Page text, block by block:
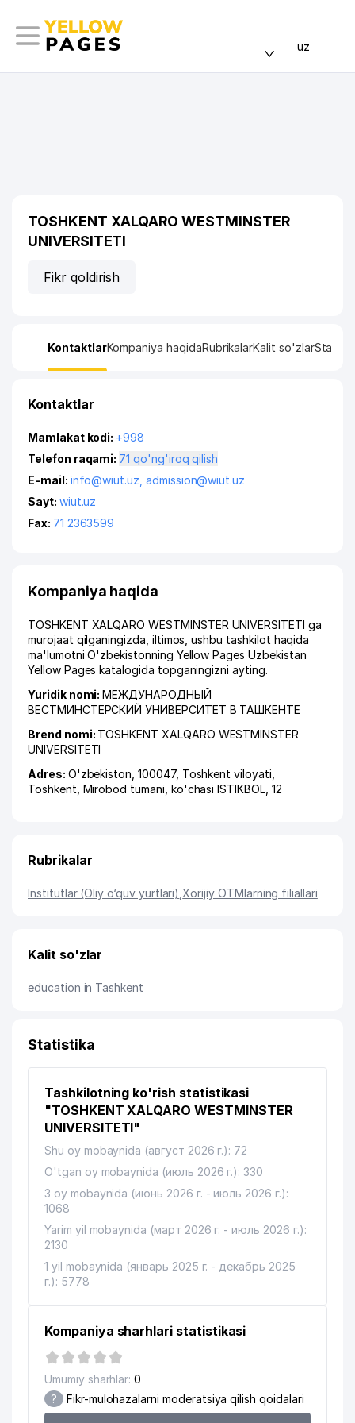
uz
TOSHKENT XALQARO WESTMINSTER
UNIVERSITETI
Fikr qoldirish
KontaktlarKompaniya haqidaRubrikalarKalit so'zlar
Kontaktlar
Mamlakat kodi: +998
Telefon raqami:
71 qo'ng'iroq qilish
E-mail: info@wiut.uz admission@wiut.uz
Sayt: wiut.uz
Fax: 71 2363599
Kompaniya haqida
TOSHKENT XALQARO WESTMINSTER UNIVERSITETI ga
murojaat qilganingizda, iltimos, ushbu tashkilot haqida
ma'lumotni O'zbekistonning Yellow Pages Uzbekistan
Yellow Pages katalogida topganingizni ayting.
Yuridik nomi:МЕЖДУНАРОДНЫЙ
ВЕСТМИНСТЕРСКИЙ УНИВЕРСИТЕТ В ТАШКЕНТЕ
Brend nomi: TOSHKENT XALQARO WESTMINSTER
UNIVERSITETI
Adres: O'zbekiston, 100047, Toshkent viloyati
Toshkent Mirobod tumani ko'chasi ISTIKBOL, 12
Rubrikalar
Institutlar (Oliy o‘quv yurtlari) Xorijiy OTMlarning filiallari
Kalit so'zlar
education in Tashkent
Statistika
Tashkilotning ko'rish statistikasi
"TOSHKENT XALQARO WESTMINSTER
UNIVERSITETI"
Shu oy mobaynida (август 2026 г.): 72
O'tgan oy mobaynida (июль 2026 г.): 330
3 oy mobaynida (июнь 2026 г. - июль 2026 г.):
1068
Yarim yil mobaynida (март 2026 г. - июль 2026 г.):
2130
1 yil mobaynida (январь 2025 г. - декабрь 2025
г.): 5778
Kompaniya sharhlari statistikasi
Umumiy sharhlar: 0
? Fikr-mulohazalarni moderatsiya qilish qoidalari